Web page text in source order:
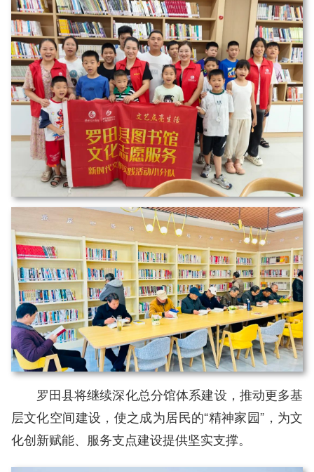
罗田县将继续深化总分馆体系建设，推动更多基
层文化空间建设，使之成为居民的“精神家园”，为文
化创新赋能、服务支点建设提供坚实支撑。